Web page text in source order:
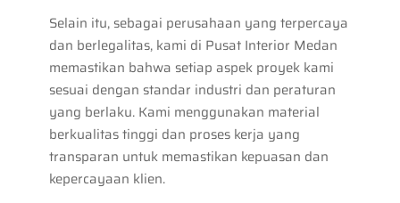
Selain itu, sebagai perusahaan yang terpercaya
dan berlegalitas, kami di Pusat Interior Medan
memastikan bahwa setiap aspek proyek kami
sesuai dengan standar industri dan peraturan
yang berlaku. Kami menggunakan material
berkualitas tinggi dan proses kerja yang
transparan untuk memastikan kepuasan dan
kepercayaan klien.